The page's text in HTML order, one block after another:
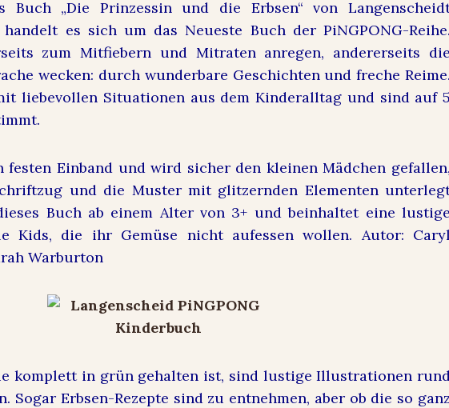
„Die Prinzessin und die Erbsen“ von
es sich um das Neueste Buch der PiNGPONG-Reihe.
zum Mitfiebern und Mitraten anregen, andererseits die
wecken: durch wunderbare Geschichten und freche Reime.
liebevollen Situationen aus dem Kinderalltag und sind auf 5
festen Einband und wird sicher den kleinen Mädchen gefallen,
und die Muster mit glitzernden Elementen
Buch ab einem Alter von 3+ und beinhaltet eine lustige
Kids, die ihr Gemüse nicht aufessen wollen. Autor: Caryl
Warburton
komplett in grün gehalten ist, sind lustige Illustrationen
Sogar Erbsen-Rezepte sind zu entnehmen, aber ob die so ganz